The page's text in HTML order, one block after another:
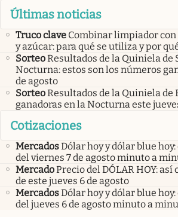
Últimas noticias
Truco clave Combinar limpiador con
y azúcar: para qué se utiliza y por
SorteoResultados de la Quiniela de
Nocturna: estos son los números
de agosto
SorteoResultados de la Quiniela de
ganadoras en la Nocturna este
Cotizaciones
MercadosDólar hoy y dólar blue
del viernes 7 de agosto minuto a
MercadoPrecio del DÓLAR HOY:
de este jueves 6 de agosto
MercadosDólar hoy y dólar blue
del jueves 6 de agosto minuto a